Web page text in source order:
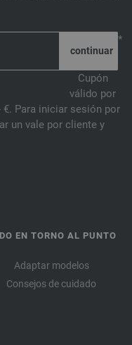
*
Cupón
válido por
Para iniciar sesión por
un vale por cliente y
EN TORNO AL PUNTO
Adaptar modelos
Consejos de cuidado